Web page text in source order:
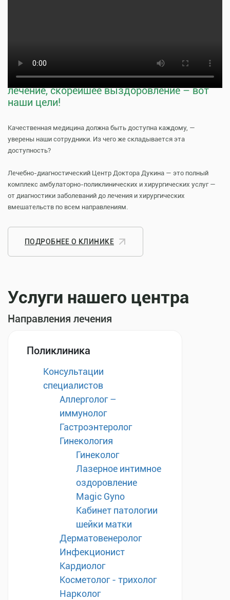
Тщательная профилактика, качественное
лечение, скорейшее выздоровление – вот
наши цели!
Качественная медицина должна быть доступна каждому, —
уверены наши сотрудники. Из чего же складывается эта
доступность?
Лечебно-диагностический Центр Доктора Дукина — это полный
комплекс амбулаторно-поликлинических и хирургических услуг —
от диагностики заболеваний до лечения и хирургических
вмешательств по всем направлениям.
ПОДРОБНЕЕ О КЛИНИКЕ
Услуги нашего центра
Направления лечения
Поликлиника
Консультации
специалистов
Аллерголог –
иммунолог
Гастроэнтеролог
Гинекология
Гинеколог
Лазерное интимное
оздоровление
Magic Gyno
Кабинет патологии
шейки матки
Дерматовенеролог
Инфекционист
Кардиолог
Косметолог - трихолог
Нарколог